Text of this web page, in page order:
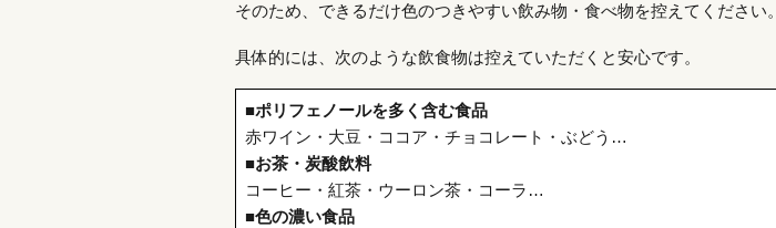
そのため、できるだけ色のつきやすい飲み物・食べ物を控えてください。
具体的には、次のような飲食物は控えていただくと安心です。
■ポリフェノールを多く含む食品
赤ワイン・大豆・ココア・チョコレート・ぶどう…
■お茶・炭酸飲料
コーヒー・紅茶・ウーロン茶・コーラ…
■色の濃い食品